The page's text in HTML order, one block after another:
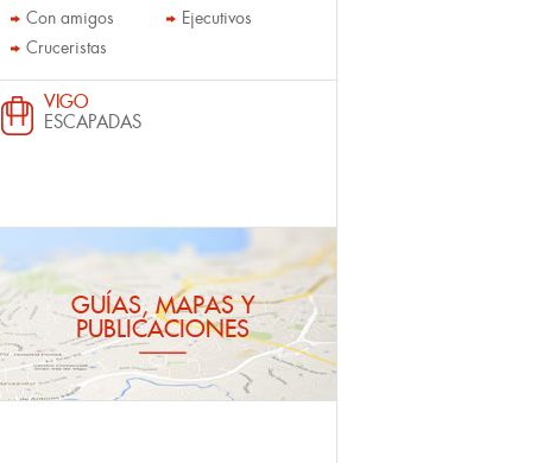
Con amigos
Ejecutivos
Cruceristas
VIGO
ESCAPADAS
GUÍAS, MAPAS Y
PUBLICACIONES